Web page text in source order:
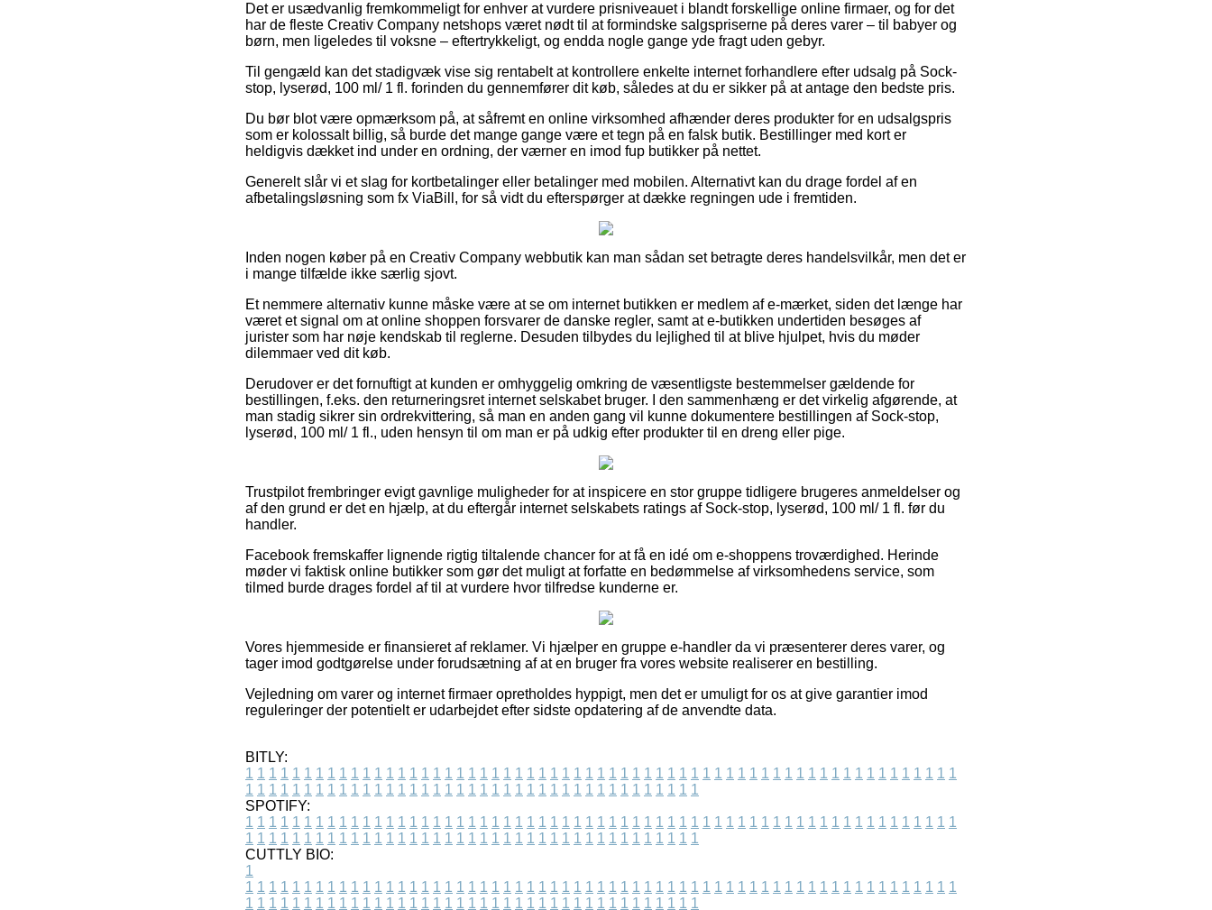
Det er usædvanlig fremkommeligt for enhver at vurdere prisniveauet i blandt forskellige online firmaer, og for det
har de fleste Creativ Company netshops været nødt til at formindske salgspriserne på deres varer – til babyer og
børn, men ligeledes til voksne – eftertrykkeligt, og endda nogle gange yde fragt uden gebyr.
Til gengæld kan det stadigvæk vise sig rentabelt at kontrollere enkelte internet forhandlere efter udsalg på Sock-
stop, lyserød, 100 ml/ 1 fl. forinden du gennemfører dit køb, således at du er sikker på at antage den bedste pris.
Du bør blot være opmærksom på, at såfremt en online virksomhed afhænder deres produkter for en udsalgspris
som er kolossalt billig, så burde det mange gange være et tegn på en falsk butik. Bestillinger med kort er
heldigvis dækket ind under en ordning, der værner en imod fup butikker på nettet.
Generelt slår vi et slag for kortbetalinger eller betalinger med mobilen. Alternativt kan du drage fordel af en
afbetalingsløsning som fx ViaBill, for så vidt du efterspørger at dække regningen ude i fremtiden.
Inden nogen køber på en Creativ Company webbutik kan man sådan set betragte deres handelsvilkår, men det er
i mange tilfælde ikke særlig sjovt.
Et nemmere alternativ kunne måske være at se om internet butikken er medlem af e-mærket, siden det længe har
været et signal om at online shoppen forsvarer de danske regler, samt at e-butikken undertiden besøges af
jurister som har nøje kendskab til reglerne. Desuden tilbydes du lejlighed til at blive hjulpet, hvis du møder
dilemmaer ved dit køb.
Derudover er det fornuftigt at kunden er omhyggelig omkring de væsentligste bestemmelser gældende for
bestillingen, f.eks. den returneringsret internet selskabet bruger. I den sammenhæng er det virkelig afgørende, at
man stadig sikrer sin ordrekvittering, så man en anden gang vil kunne dokumentere bestillingen af Sock-stop,
lyserød, 100 ml/ 1 fl., uden hensyn til om man er på udkig efter produkter til en dreng eller pige.
Trustpilot frembringer evigt gavnlige muligheder for at inspicere en stor gruppe tidligere brugeres anmeldelser og
af den grund er det en hjælp, at du eftergår internet selskabets ratings af Sock-stop, lyserød, 100 ml/ 1 fl. før du
handler.
Facebook fremskaffer lignende rigtig tiltalende chancer for at få en idé om e-shoppens troværdighed. Herinde
møder vi faktisk online butikker som gør det muligt at forfatte en bedømmelse af virksomhedens service, som
tilmed burde drages fordel af til at vurdere hvor tilfredse kunderne er.
Vores hjemmeside er finansieret af reklamer. Vi hjælper en gruppe e-handler da vi præsenterer deres varer, og
tager imod godtgørelse under forudsætning af at en bruger fra vores website realiserer en bestilling.
Vejledning om varer og internet firmaer opretholdes hyppigt, men det er umuligt for os at give garantier imod
reguleringer der potentielt er udarbejdet efter sidste opdatering af de anvendte data.
BITLY:
1 1 1 1 1 1 1 1 1 1 1 1 1 1 1 1 1 1 1 1 1 1 1 1 1 1 1 1 1 1 1 1 1 1 1 1 1 1 1 1 1 1 1 1 1 1 1 1 1 1 1 1 1 1 1 1 1 1 1 1 1
1 1 1 1 1 1 1 1 1 1 1 1 1 1 1 1 1 1 1 1 1 1 1 1 1 1 1 1 1 1 1 1 1 1 1 1 1 1 1
SPOTIFY:
1 1 1 1 1 1 1 1 1 1 1 1 1 1 1 1 1 1 1 1 1 1 1 1 1 1 1 1 1 1 1 1 1 1 1 1 1 1 1 1 1 1 1 1 1 1 1 1 1 1 1 1 1 1 1 1 1 1 1 1 1
1 1 1 1 1 1 1 1 1 1 1 1 1 1 1 1 1 1 1 1 1 1 1 1 1 1 1 1 1 1 1 1 1 1 1 1 1 1 1
CUTTLY BIO:
1
1 1 1 1 1 1 1 1 1 1 1 1 1 1 1 1 1 1 1 1 1 1 1 1 1 1 1 1 1 1 1 1 1 1 1 1 1 1 1 1 1 1 1 1 1 1 1 1 1 1 1 1 1 1 1 1 1 1 1 1 1
1 1 1 1 1 1 1 1 1 1 1 1 1 1 1 1 1 1 1 1 1 1 1 1 1 1 1 1 1 1 1 1 1 1 1 1 1 1 1